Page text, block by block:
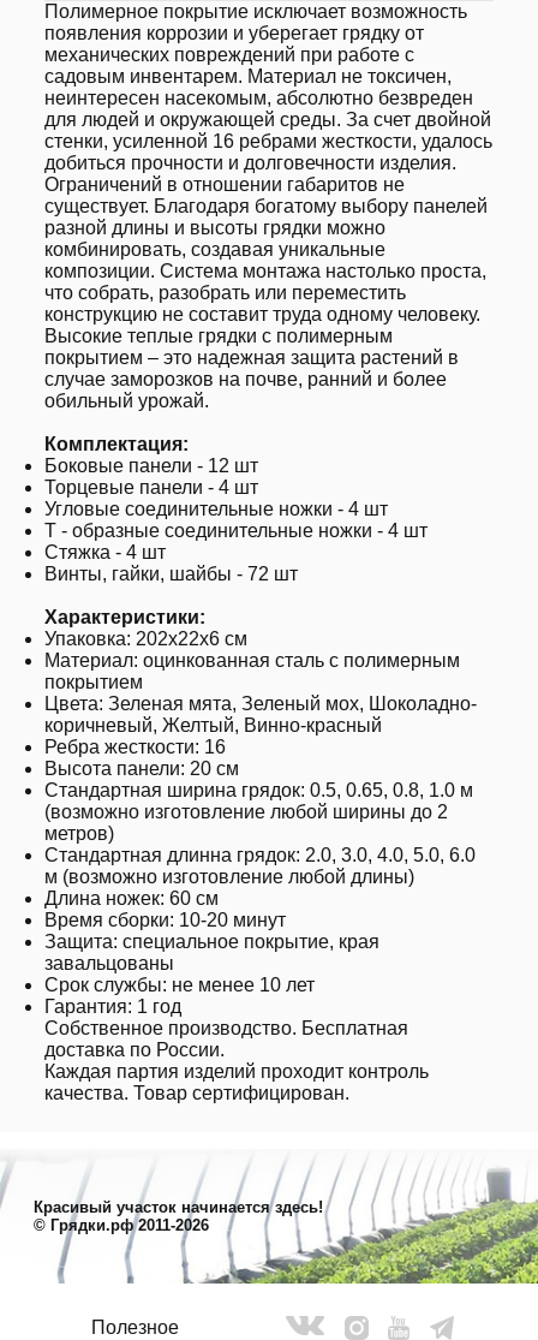
Полимерное покрытие исключает возможность
появления коррозии и уберегает грядку от
механических повреждений при работе с
садовым инвентарем. Материал не токсичен,
неинтересен насекомым, абсолютно безвреден
для людей и окружающей среды. За счет двойной
стенки, усиленной 16 ребрами жесткости, удалось
добиться прочности и долговечности изделия.
Ограничений в отношении габаритов не
существует. Благодаря богатому выбору панелей
разной длины и высоты грядки можно
комбинировать, создавая уникальные
композиции. Система монтажа настолько проста,
что собрать, разобрать или переместить
конструкцию не составит труда одному человеку.
Высокие теплые грядки с полимерным
покрытием – это надежная защита растений в
случае заморозков на почве, ранний и более
обильный урожай.
Комплектация:
Боковые панели - 12 шт
Торцевые панели - 4 шт
Угловые соединительные ножки - 4 шт
Т - образные соединительные ножки - 4 шт
Стяжка - 4 шт
Винты, гайки, шайбы - 72 шт
Характеристики:
Упаковка: 202х22х6 см
Материал: оцинкованная сталь с полимерным
покрытием
Цвета: Зеленая мята, Зеленый мох, Шоколадно-
коричневый, Желтый, Винно-красный
Ребра жесткости: 16
Высота панели: 20 см
Стандартная ширина грядок: 0.5, 0.65, 0.8, 1.0 м
(возможно изготовление любой ширины до 2
метров)
Стандартная длинна грядок: 2.0, 3.0, 4.0, 5.0, 6.0
м (возможно изготовление любой длины)
Длина ножек: 60 см
Время сборки: 10-20 минут
Защита: специальное покрытие, края
завальцованы
Срок службы: не менее 10 лет
Гарантия: 1 год
Собственное производство. Бесплатная
доставка по России.
Каждая партия изделий проходит контроль
качества. Товар сертифицирован.
Красивый участок начинается здесь!
© Грядки.рф 2011-2026
Полезное